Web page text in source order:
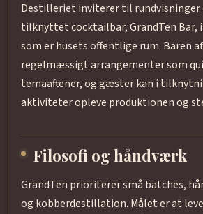
Destilleriet inviterer til rundvisninger
tilknyttet cocktailbar, GrandTen Bar,
som er husets offentlige rum. Baren
regelmæssigt arrangementer som
temaaftener, og gæster kan i
aktiviteter opleve produktionen og
Filosofi og håndværk
GrandTen prioriterer små batches,
og kobberdestillation. Målet er at